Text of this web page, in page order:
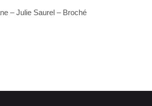
– Julie Saurel – Broché